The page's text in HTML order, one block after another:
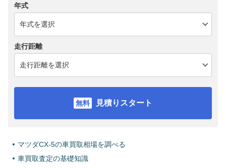
年式
走行距離
見積りスタート
マツダCX-5の車買取相場を調べる
車買取査定の基礎知識